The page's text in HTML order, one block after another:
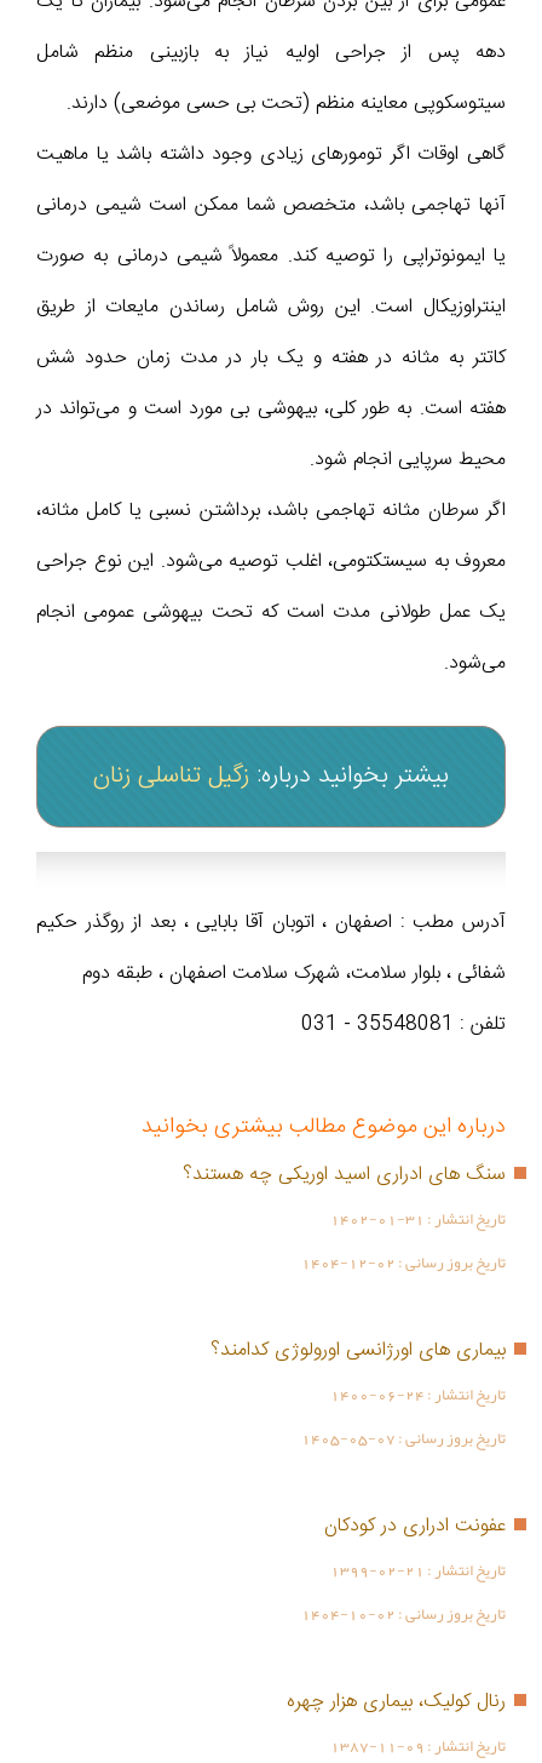
دهه پس از جراحی اولیه نیاز به بازبینی منظم شامل
سیتوسکوپی معاینه منظم (تحت بی حسی موضعی) دارند.
گاهی اوقات اگر تومورهای زیادی وجود داشته باشد یا ماهیت
آنها تهاجمی باشد، متخصص شما ممکن است شیمی درمانی
یا ایمونوتراپی را توصیه کند. معمولاً شیمی درمانی به صورت
اینتراوزیکال است. این روش شامل رساندن مایعات از طریق
کاتتر به مثانه در هفته و یک بار در مدت زمان حدود شش
هفته است. به طور کلی، بیهوشی بی مورد است و می‌تواند در
محیط سرپایی انجام شود.
اگر سرطان مثانه تهاجمی باشد، برداشتن نسبی یا کامل مثانه،
معروف به سیستکتومی، اغلب توصیه می‌شود. این نوع جراحی
یک عمل طولانی مدت است که تحت بیهوشی عمومی انجام
می‌شود.
بیشتر بخوانید درباره: زگیل تناسلی زنان
آدرس مطب : اصفهان ، اتوبان آقا بابایی ، بعد از روگذر حکیم
شفائی ، بلوار سلامت، شهرک سلامت اصفهان ، طبقه دوم
تلفن : 35548081 - 031
درباره این موضوع مطالب بیشتری بخوانید
سنگ های ادراری اسید اوریکی چه هستند؟
تاریخ انتشار : 1402-01-31
تاریخ بروز رسانی :1404-12-02
بیماری های اورژانسی اورولوژی کدامند؟
تاریخ انتشار :1400-06-24
تاریخ بروز رسانی :1405-05-07
عفونت ادراری در کودکان
تاریخ انتشار : 1399-02-21
تاریخ بروز رسانی :1404-10-02
رنال کولیک، بیماری هزار چهره
تاریخ انتشار :1387-11-09